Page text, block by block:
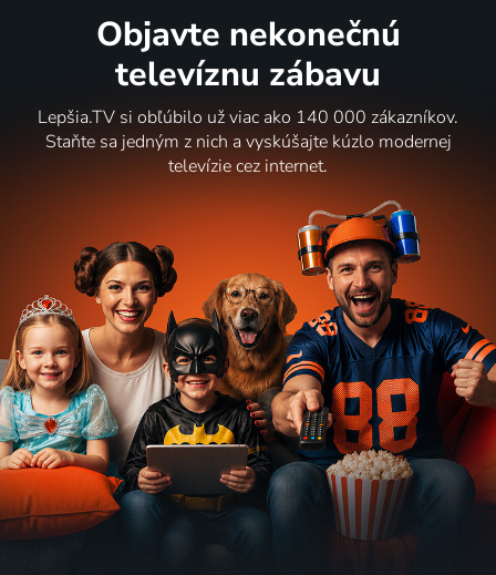
Objavte nekonečnú
televíznu zábavu
Lepšia.TV si obľúbilo už viac ako 140 000 zákazníkov.
Staňte sa jedným z nich a vyskúšajte kúzlo modernej
televízie cez internet.